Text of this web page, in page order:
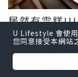
居然有雪糕
U Lifestyle 會使
您同意接受本網站